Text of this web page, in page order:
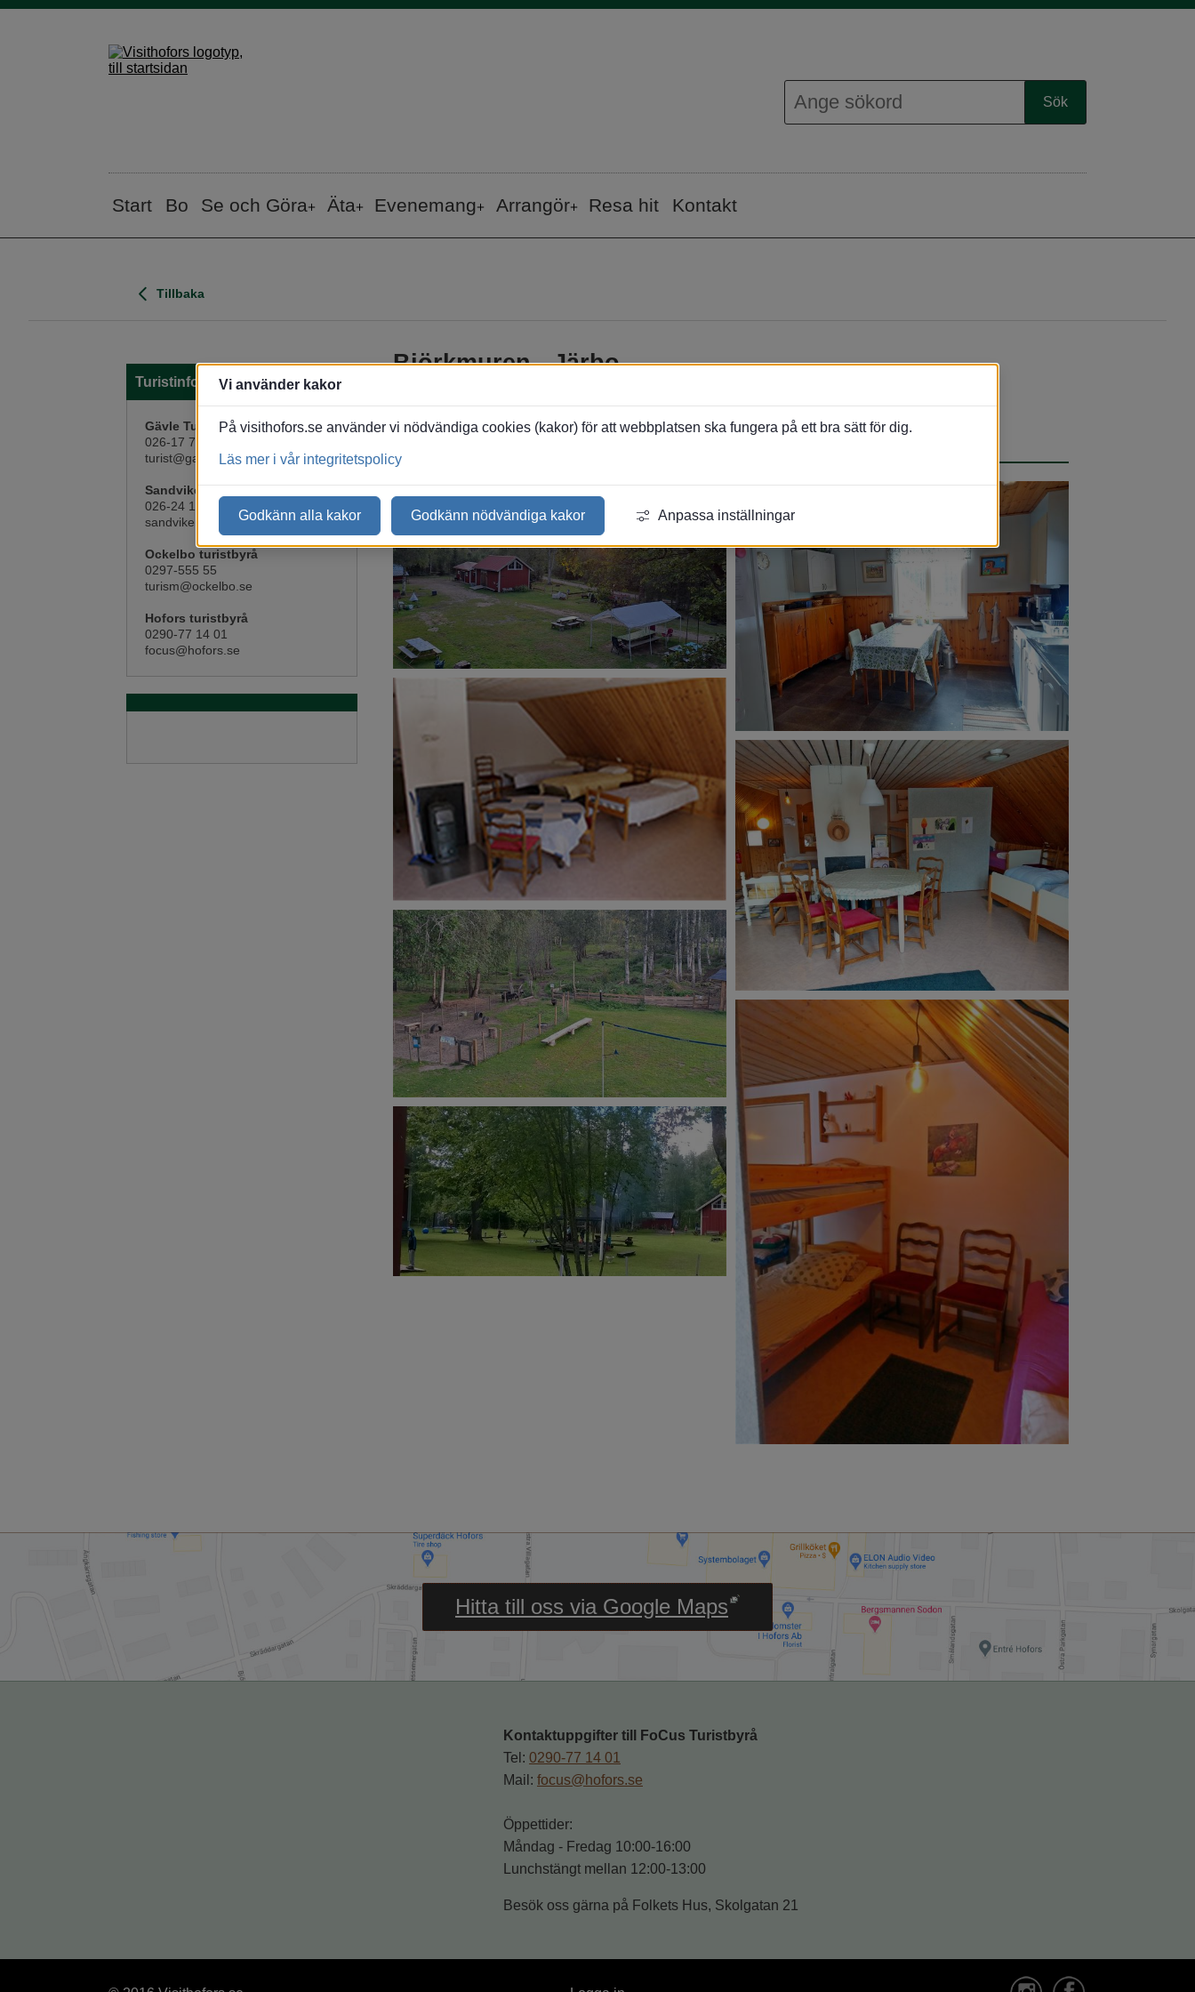
Start Bo Se och Göra Äta Evenemang Arrangör Resa hit Kontakt
Tillbaka
Björkmuren - Järbo
Turistinfo
Gävle Turistcenter
026-17 71 17
turist@gavle.se
Sandvikens turistcenter
026-24 13 80
sandviken.turism@sandviken.se
Ockelbo turistbyrå
0297-555 55
turism@ockelbo.se
Hofors turistbyrå
0290-77 14 01
focus@hofors.se
Hitta till oss via Google MapsLänk till annan webbplats, öppnas i nytt fönster.
Kontaktuppgifter till FoCus Turistbyrå
Tel: 0290-77 14 01
Mail: focus@hofors.se
Öppettider:
Måndag - Fredag 10:00-16:00
Lunchstängt mellan 12:00-13:00
Besök oss gärna på Folkets Hus, Skolgatan 21
Vi använder kakor
På visithofors.se använder vi nödvändiga cookies (kakor) för att webbplatsen ska fungera på ett bra sätt för dig.
Läs mer i vår integritetspolicy
Godkänn alla kakor Godkänn nödvändiga kakor Anpassa inställningar